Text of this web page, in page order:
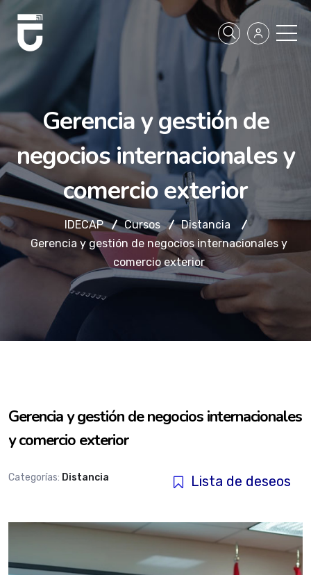
Gerencia y gestión de
negocios internacionales y
comercio exterior
IDECAP Cursos
Distancia
Gerencia y gestión de negocios internacionales y
comercio exterior
Gerencia y gestión de negocios internacionales
y comercio exterior
Categorías: Distancia Lista de deseos